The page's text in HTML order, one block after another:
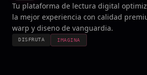
Tu plataforma de lectura digital
la mejor experiencia con calidad
warp y diseno de vanguardia.
DISFRUTA IMAGINA